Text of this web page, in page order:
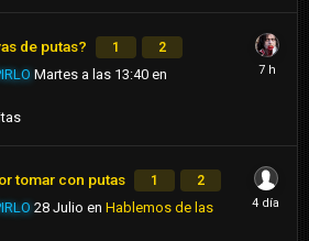
de putas? 1 2
Martes a las 13:40 en
tomar con putas 1 2
28 Julio en Hablemos de las